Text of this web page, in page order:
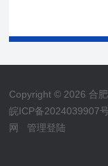
Copyright © 2026 合
皖ICP备2024039907
网
管理登陆